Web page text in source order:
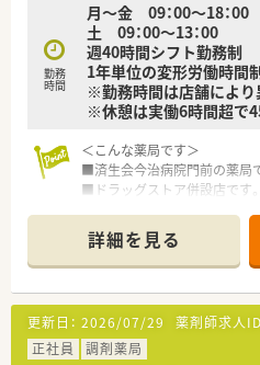
ております。
■ツルハグループとして瀬戸
している地域№１のドラッグ
今後も更に、ドラッグスト
として、利便性と専門性を兼
す。
す。現在約3割が調剤取扱店舗
■様々な福利厚生制度で、業
ります。誰もが安心して働け
■地域のお客様と共に取り組
行っております。
＜こんな方にもオススメ＞
■福利厚生などがしっかりし
■研修制度を利用してご自身
■キャリアパスに様々な選択
等々、気になる方はお気軽に
勤務
時間
月～金 09：00～18：00
土 09：00～13：00
週40時間シフト勤務制
1年単位の変形労働時間
※勤務時間は店舗により
※休憩は実働6時間超で
＜こんな薬局です＞
■済生会今治病院門前の薬局
■ドラッグストア併設店です。
ただけます。
■薬剤師は常勤3名、事務員
＜業務内容＞
■総合病院からの処方箋がメ
幅広い処方内容がきますので
■処方箋枚数は1日平均44枚/日
詳細を見る
更新日： 2026/07/29 薬剤師求人ID
正社員
調剤薬局